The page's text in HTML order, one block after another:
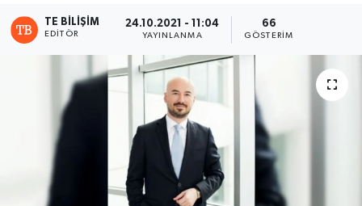
TE BILIŞIM
EDITÖR
24.10.2021 - 11:04
YAYINLANMA
66
GÖSTERIM